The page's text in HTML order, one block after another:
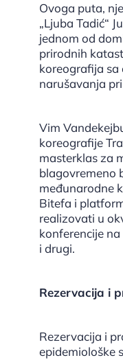
Ovoga puta,
„Ljuba Tadić“
jednom od
prirodnih
koreografija sa
narušavanja
Vim
koreografije
masterklas za
blagovremeno
međunarodne
Bitefa i
realizovati u
konferencije
i drugi.
Rezervacija i
Rezervacija i
epidemiološke